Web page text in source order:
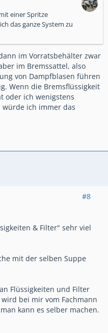
einer Spritze
das ganze System zu
im Vorratsbehälter zwar
im Bremssattel, also
von Dampfblasen führen
Wenn die Bremsflüssigkeit
oder ich wenigstens
würde ich immer das
#8
& Filter" sehr viel
mit der selben Suppe
Flüssigkeiten und Filter
bei mir vom Fachmann
kann es selber machen.